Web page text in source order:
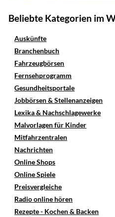
Beliebte Kategorien im
Auskünfte
Branchenbuch
Fahrzeugbörsen
Fernsehprogramm
Gesundheitsportale
Jobbörsen & Stellenanzeigen
Lexika & Nachschlagewerke
Malvorlagen für Kinder
Mitfahrzentralen
Nachrichten
Online Shops
Online Spiele
Preisvergleiche
Radio online hören
Rezepte - Kochen & Backen